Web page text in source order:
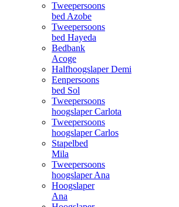
Tweepersoons
bed Azobe
Tweepersoons
bed Hayeda
Bedbank
Acoge
Halfhoogslaper Demi
Eenpersoons
bed Sol
Tweepersoons
hoogslaper Carlota
Tweepersoons
hoogslaper Carlos
Stapelbed
Mila
Tweepersoons
hoogslaper Ana
Hoogslaper
Ana